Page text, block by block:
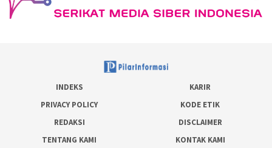
INDEKS
KARIR
PRIVACY POLICY
KODE ETIK
REDAKSI
DISCLAIMER
TENTANG KAMI
KONTAK KAMI